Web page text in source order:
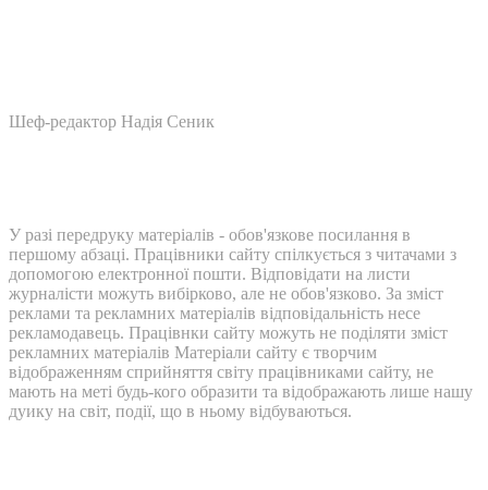
Шеф-редактор Надія Сеник
У разі передруку матеріалів - обов'язкове посилання в
першому абзаці. Працівники сайту спілкується з читачами з
допомогою електронної пошти. Відповідати на листи
журналісти можуть вибірково, але не обов'язково. За зміст
реклами та рекламних матеріалів відповідальність несе
рекламодавець. Працівнки сайту можуть не поділяти зміст
рекламних матеріалів Матеріали сайту є творчим
відображенням сприйняття світу працівниками сайту, не
мають на меті будь-кого образити та відображають лише нашу
дуику на світ, події, що в ньому відбуваються.